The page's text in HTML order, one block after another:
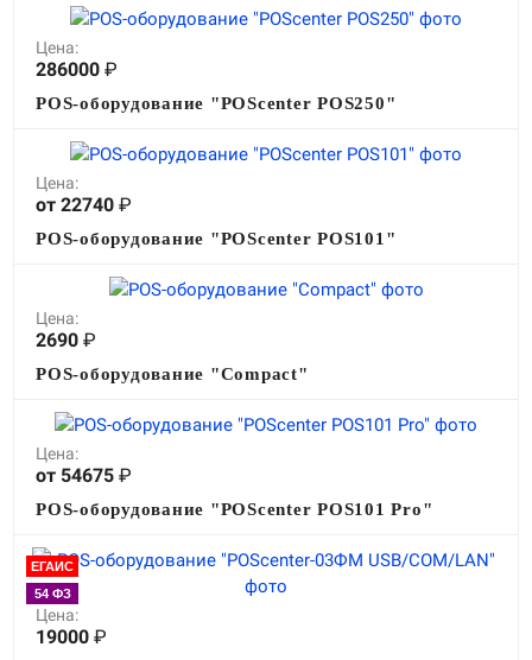
Цена:
286000 ₽
POS-оборудование "POScenter POS250"
Цена:
от 22740 ₽
POS-оборудование "POScenter POS101"
Цена:
2690 ₽
POS-оборудование "Compact"
Цена:
от 54675 ₽
POS-оборудование "POScenter POS101 Pro"
ЕГАИС
54 ФЗ
Цена:
19000 ₽